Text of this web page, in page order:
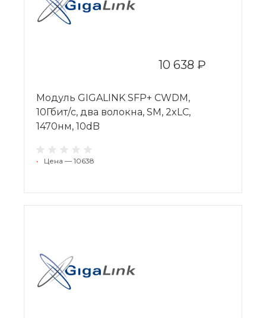
10 638 ₽
Модуль GIGALINK SFP+ CWDM,
10Гбит/c, два волокна, SM, 2xLC,
1470нм, 10dB
• Цена — 10638